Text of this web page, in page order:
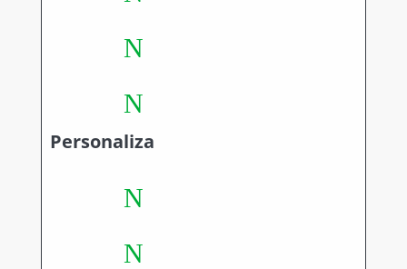
N
N
Personaliza
N
N